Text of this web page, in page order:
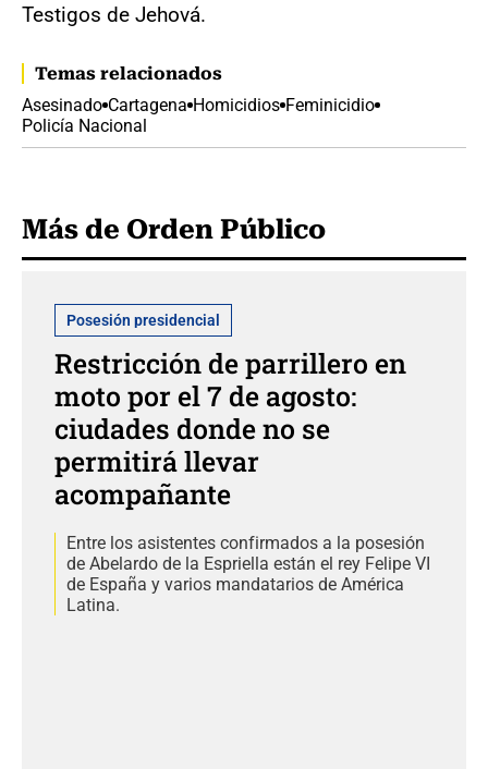
Testigos de Jehová.
Temas relacionados
Asesinado Cartagena Homicidios Feminicidio
Policía Nacional
Más de Orden Público
Posesión presidencial
Restricción de parrillero en
moto por el 7 de agosto:
ciudades donde no se
permitirá llevar
acompañante
Entre los asistentes confirmados a la posesión
de Abelardo de la Espriella están el rey Felipe VI
de España y varios mandatarios de América
Latina.